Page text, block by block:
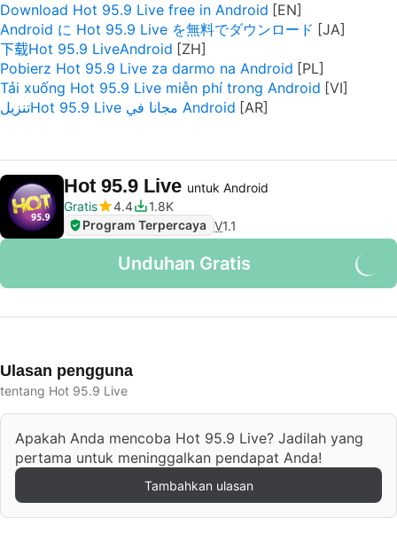
Download Hot 95.9 Live free in Android
Android に Hot 95.9 Live を無料でダウンロード
下载Hot 95.9 LiveAndroid
Pobierz Hot 95.9 Live za darmo na Android
Tải xuống Hot 95.9 Live miễn phí trong Android
تنزيلHot 95.9 Live مجانا في Android
Hot 95.9 Live untuk Android
Gratis
4.4
1.8K
Program Terpercaya V1.1
Unduhan Gratis
Ulasan pengguna
tentang Hot 95.9 Live
Apakah Anda mencoba Hot 95.9 Live? Jadilah yang
pertama untuk meninggalkan pendapat Anda!
Tambahkan ulasan